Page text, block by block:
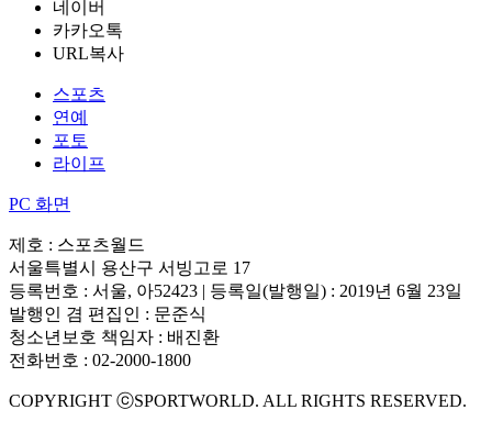
네이버
카카오톡
URL복사
스포츠
연예
포토
라이프
PC 화면
제호 : 스포츠월드
서울특별시 용산구 서빙고로 17
등록번호 : 서울, 아52423 | 등록일(발행일) : 2019년 6월 23일
발행인 겸 편집인 : 문준식
청소년보호 책임자 : 배진환
전화번호 : 02-2000-1800
COPYRIGHT ⓒSPORTWORLD. ALL RIGHTS RESERVED.